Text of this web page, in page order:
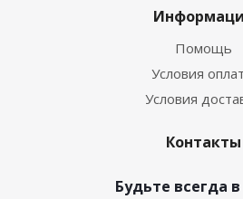
Помощь
Условия
Условия
Контакты
Будьте всегда в